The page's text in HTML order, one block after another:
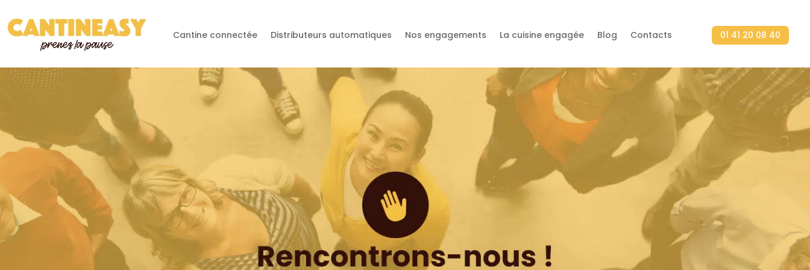
Cantine connectée Distributeurs automatiques Nos engagements La cuisine engagée Blog Contacts 01 41 20 08 40